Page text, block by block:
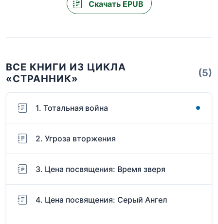
Скачать EPUB
ВСЕ КНИГИ ИЗ ЦИКЛА
«СТРАННИК»
(5)
1. Тотальная война
2. Угроза вторжения
3. Цена посвящения: Время зверя
4. Цена посвящения: Серый Ангел